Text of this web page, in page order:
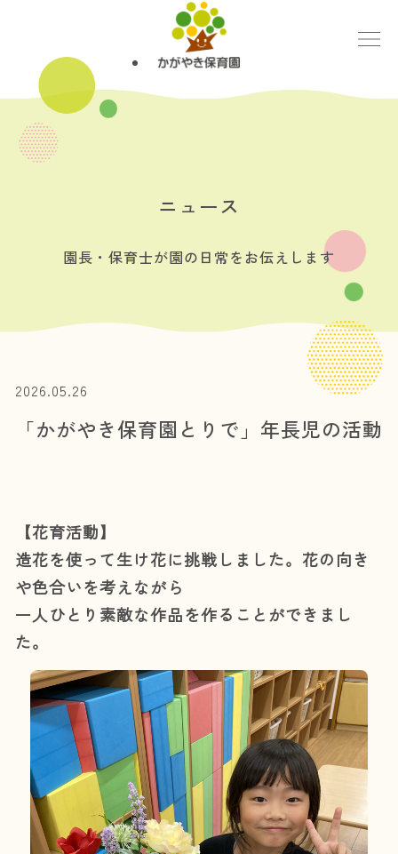
ニュース
園長・保育士が園の日常をお伝えします
2026.05.26
「かがやき保育園とりで」年長児の活動
【花育活動】
造花を使って生け花に挑戦しました。花の向き
や色合いを考えながら
一人ひとり素敵な作品を作ることができまし
た。